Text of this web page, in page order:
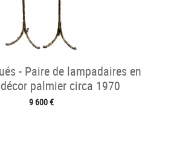
- Paire de lampadaires en
palmier circa 1970
9 600 €